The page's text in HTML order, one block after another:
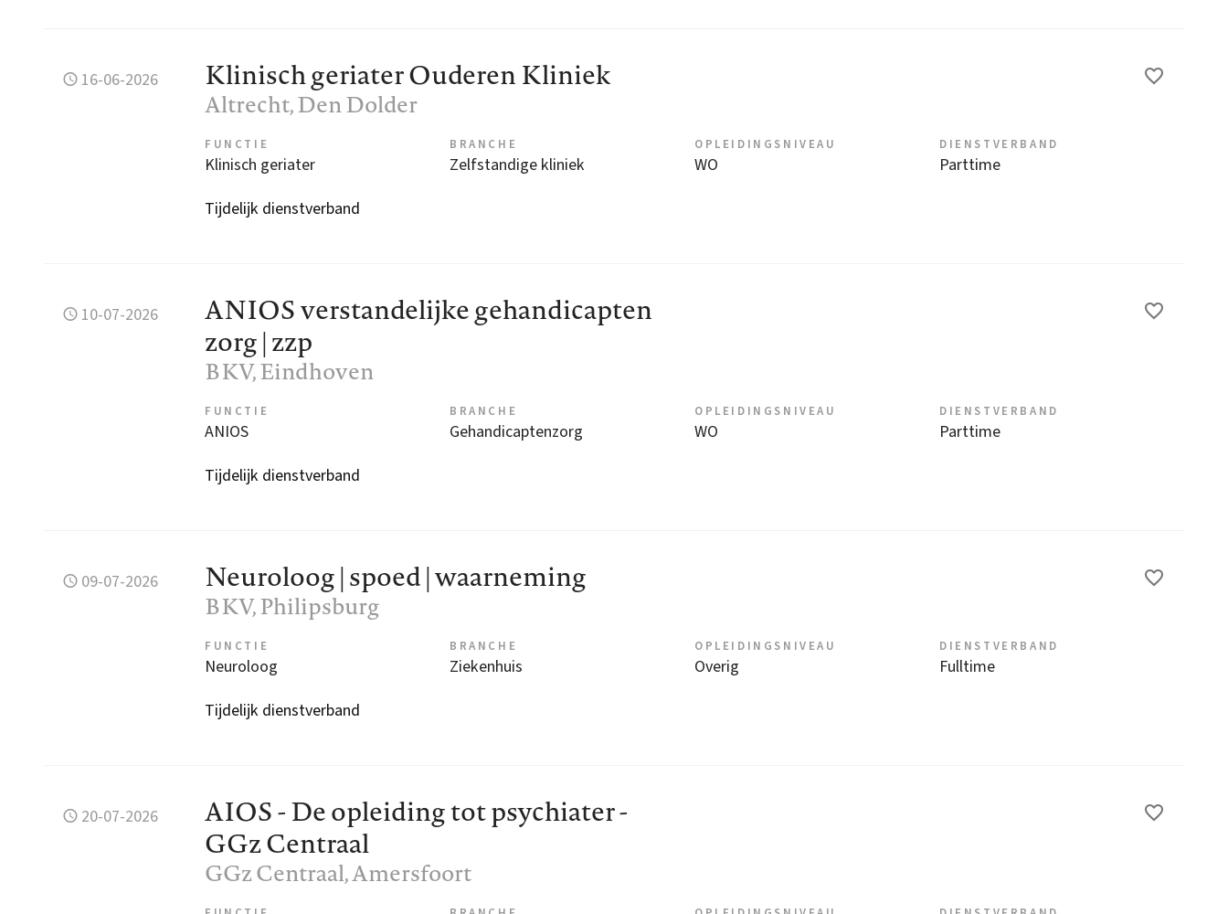
16-06-2026 Klinisch geriater Ouderen Kliniek
Altrecht, Den Dolder
FUNCTIE
Klinisch geriater
BRANCHE
Zelfstandige kliniek
OPLEIDINGSNIVEAU
WO
DIENSTVERBAND
Parttime
Tijdelijk dienstverband
10-07-2026
ANIOS verstandelijke gehandicapten
zorg | zzp
BKV, Eindhoven
FUNCTIE
ANIOS
BRANCHE
Gehandicaptenzorg
OPLEIDINGSNIVEAU
WO
DIENSTVERBAND
Parttime
Tijdelijk dienstverband
09-07-2026 Neuroloog | spoed | waarneming
BKV, Philipsburg
FUNCTIE
Neuroloog
BRANCHE
Ziekenhuis
OPLEIDINGSNIVEAU
Overig
DIENSTVERBAND
Fulltime
Tijdelijk dienstverband
20-07-2026
AIOS - De opleiding tot psychiater -
GGz Centraal
GGz Centraal, Amersfoort